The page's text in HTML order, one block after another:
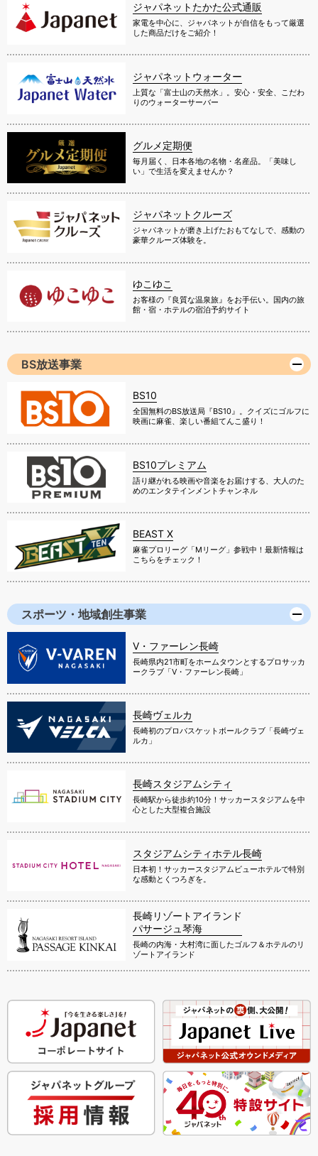
ジャパネットたかた公式通販
家電を中心に、ジャパネットが自信をもって厳選
した商品だけをご紹介！
ジャパネットウォーター
上質な「富士山の天然水」。安心・安全、こだわ
りのウォーターサーバー
グルメ定期便
毎月届く、日本各地の名物・名産品。「美味し
い」で生活を変えませんか？
ジャパネットクルーズ
ジャパネットが磨き上げたおもてなしで、感動の
豪華クルーズ体験を。
ゆこゆこ
お客様の『良質な温泉旅』をお手伝い。国内の旅
館・宿・ホテルの宿泊予約サイト
BS放送事業
BS10
全国無料のBS放送局『BS10』。クイズにゴルフに
映画に麻雀、楽しい番組てんこ盛り！
BS10プレミアム
語り継がれる映画や音楽をお届けする、大人のた
めのエンタテインメントチャンネル
BEAST X
麻雀プロリーグ「Mリーグ」参戦中！最新情報は
こちらをチェック！
スポーツ・地域創生事業
V・ファーレン長崎
長崎県内21市町をホームタウンとするプロサッカ
ークラブ「V・ファーレン長崎」
長崎ヴェルカ
長崎初のプロバスケットボールクラブ「長崎ヴェ
ルカ」
長崎スタジアムシティ
長崎駅から徒歩約10分！サッカースタジアムを中
心とした大型複合施設
スタジアムシティホテル長崎
日本初！サッカースタジアムビューホテルで特別
な感動とくつろぎを。
長崎リゾートアイランド
パサージュ琴海
長崎の内海・大村湾に面したゴルフ＆ホテルのリ
ゾートアイランド